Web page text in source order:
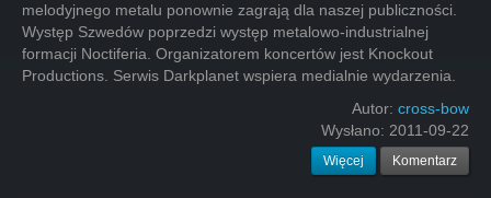
melodyjnego metalu ponownie zagrają dla naszej publiczności.
Występ Szwedów poprzedzi występ metalowo-industrialnej
formacji Noctiferia. Organizatorem koncertów jest Knockout
Productions. Serwis Darkplanet wspiera medialnie wydarzenia.
Autor: cross-bow
Wysłano: 2011-09-22
Więcej Komentarz